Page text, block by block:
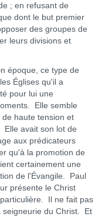
; en refusant de
dont le but premier
des groupes de
leurs divisions et
époque, ce type de
Églises qu'il a
pour lui une
Elle semble
haute tension et
Elle avait son lot de
aux prédicateurs
qu'à la promotion de
certainement une
de l'Évangile. Paul
présente le Christ
Il ne fait pas
seigneurie du Christ. Et